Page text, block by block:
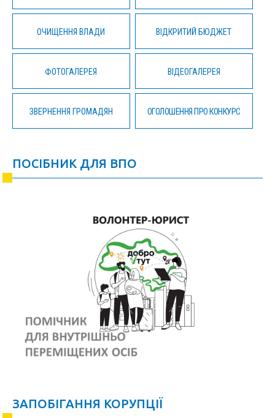
ОЧИЩЕННЯ ВЛАДИ ВІДКРИТИЙ БЮДЖЕТ
ФОТОГАЛЕРЕЯ ВІДЕОГАЛЕРЕЯ
ЗВЕРНЕННЯ ГРОМАДЯН ОГОЛОШЕННЯ ПРО КОНКУРС
ПОСІБНИК ДЛЯ ВПО
ЗАПОБІГАННЯ КОРУПЦІЇ